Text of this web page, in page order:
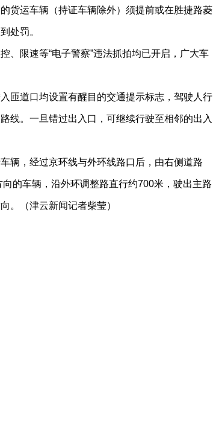
货运车辆（持证车辆除外）须提前或在胜捷路菱
处罚。
、限速等“电子警察”违法抓拍均已开启，广大车
匝道口均设置有醒目的交通提示标志，驾驶人行
线。一旦错过出入口，可继续行驶至相邻的出入
辆，经过京环线与外环线路口后，由右侧道路
向的车辆，沿外环调整路直行约700米，驶出主路
。（津云新闻记者柴莹）